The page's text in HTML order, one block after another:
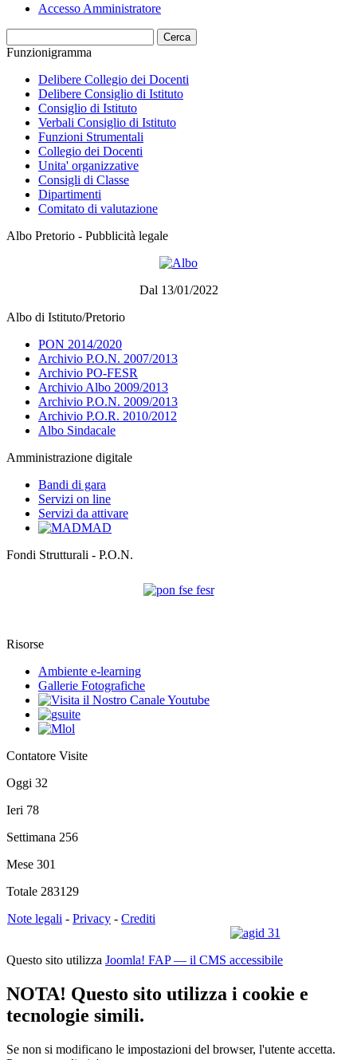
Accesso Amministratore
Cerca
Funzionigramma
Delibere Collegio dei Docenti
Delibere Consiglio di Istituto
Consiglio di Istituto
Verbali Consiglio di Istituto
Funzioni Strumentali
Collegio dei Docenti
Unita' organizzative
Consigli di Classe
Dipartimenti
Comitato di valutazione
Albo Pretorio - Pubblicità legale
Dal 13/01/2022
Albo di Istituto/Pretorio
PON 2014/2020
Archivio P.O.N. 2007/2013
Archivio PO-FESR
Archivio Albo 2009/2013
Archivio P.O.N. 2009/2013
Archivio P.O.R. 2010/2012
Albo Sindacale
Amministrazione digitale
Bandi di gara
Servizi on line
Servizi da attivare
MAD
Fondi Strutturali - P.O.N.
Risorse
Ambiente e-learning
Gallerie Fotografiche
Contatore Visite
Oggi 32
Ieri 78
Settimana 256
Mese 301
Totale 283129
Note legali - Privacy - Crediti
Questo sito utilizza Joomla! FAP — il CMS accessibile
NOTA! Questo sito utilizza i cookie e
tecnologie simili.
Se non si modificano le impostazioni del browser, l'utente accetta.